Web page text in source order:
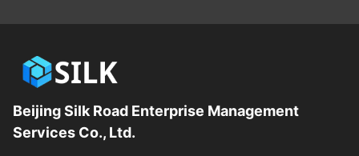
Beijing Silk Road Enterprise Management
Services Co., Ltd.